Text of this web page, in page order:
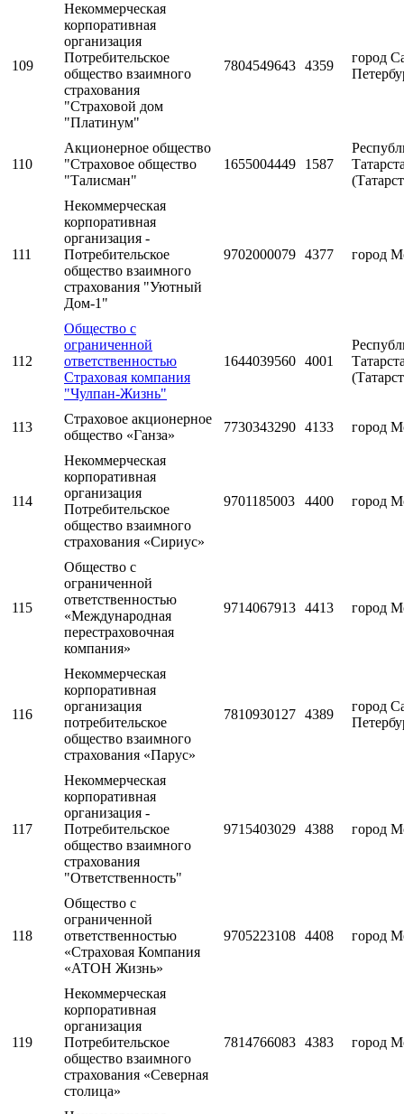
109
Некоммерческая
корпоративная
организация
Потребительское
общество взаимного
страхования
"Страховой дом
"Платинум"
7804549643 4359
город
110
Акционерное общество
"Страховое общество
"Талисман"
1655004449 1587
111
Некоммерческая
корпоративная
организация -
Потребительское
общество взаимного
страхования "Уютный
Дом-1"
9702000079 4377 город
112
Общество с
ограниченной
ответственностью
Страховая компания
"Чулпан-Жизнь"
1644039560 4001
113
Страховое акционерное
общество «Ганза»
7730343290 4133 город
114
Некоммерческая
корпоративная
организация
Потребительское
общество взаимного
страхования «Сириус»
9701185003 4400 город
115
Общество с
ограниченной
ответственностью
«Международная
перестраховочная
компания»
9714067913 4413 город
116
Некоммерческая
корпоративная
организация
потребительское
общество взаимного
страхования «Парус»
7810930127 4389
город
117
Некоммерческая
корпоративная
организация -
Потребительское
общество взаимного
страхования
"Ответственность"
9715403029 4388 город
118
Общество с
ограниченной
ответственностью
«Страховая Компания
«АТОН Жизнь»
9705223108 4408 город
119
Некоммерческая
корпоративная
организация
Потребительское
общество взаимного
страхования «Северная
столица»
7814766083 4383 город